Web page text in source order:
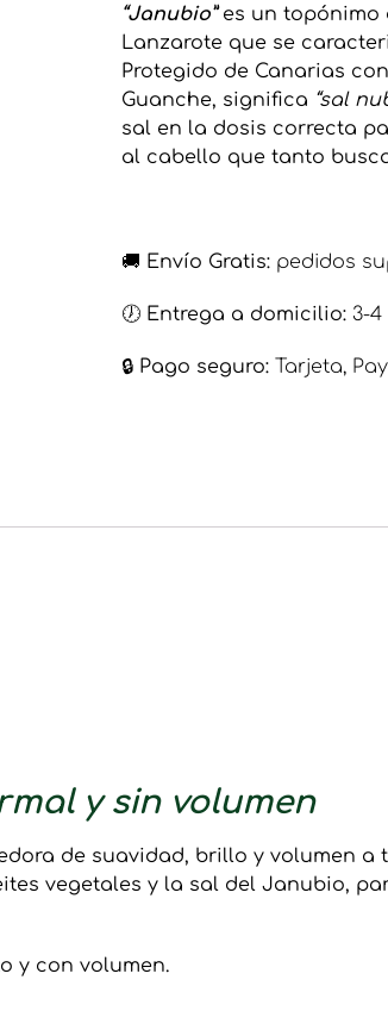
“Janubio”es un topónimo
Lanzarote que se
Protegido de Canarias
Guanche, significa “sal
sal en la dosis correcta
al cabello que tanto
🚚 Envío Gratis: pedidos
🕖 Entrega a domicilio: 3-
🔒​ Pago seguro: Tarjeta,
y sin volumen
de suavidad, brillo y volumen
vegetales y la sal del Janubio,
y con volumen.